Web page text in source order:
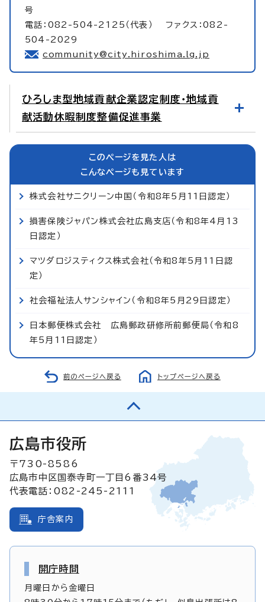
号
電話：082-504-2125（代表） ファクス：082-
504-2029
community@city.hiroshima.lg.jp
ひろしま型地域貢献企業認定制度・地域貢
献活動休暇制度整備促進事業
このページを見た人は
こんなページも見ています
株式会社サニクリーン中国（令和8年5月11日認定）
損害保険ジャパン株式会社広島支店（令和8年4月13
日認定）
マツダロジスティクス株式会社（令和8年5月11日認
定）
社会福祉法人サンシャイン（令和8年5月29日認定）
日本郵便株式会社 広島郵政研修所前郵便局（令和8
年5月11日認定）
前のページへ戻る トップページへ戻る
広島市役所
〒730-8586
広島市中区国泰寺町一丁目6番34号
代表電話：082-245-2111
庁舎案内
開庁時間
月曜日から金曜日